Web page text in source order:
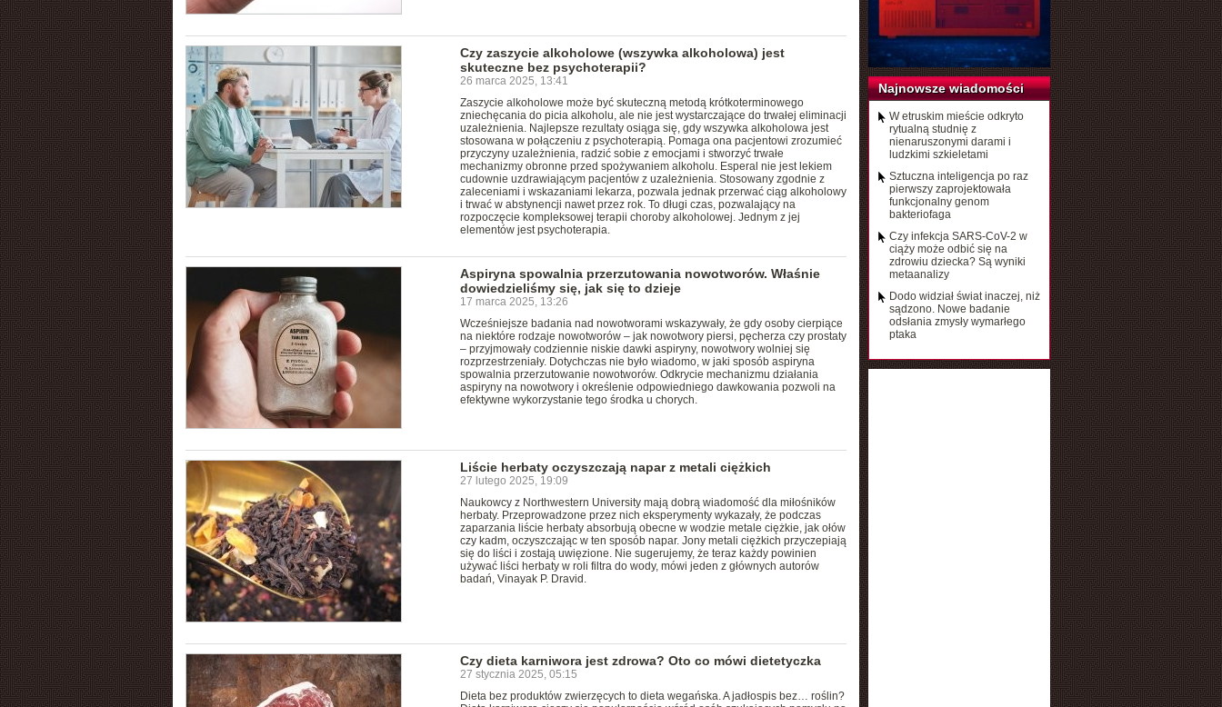
Czy zaszycie alkoholowe (wszywka alkoholowa) jest
skuteczne bez psychoterapii?
26 marca 2025, 13:41
Zaszycie alkoholowe może być skuteczną metodą krótkoterminowego
zniechęcania do picia alkoholu, ale nie jest wystarczające do trwałej eliminacji
uzależnienia. Najlepsze rezultaty osiąga się, gdy wszywka alkoholowa jest
stosowana w połączeniu z psychoterapią. Pomaga ona pacjentowi zrozumieć
przyczyny uzależnienia, radzić sobie z emocjami i stworzyć trwałe
mechanizmy obronne przed spożywaniem alkoholu. Esperal nie jest lekiem
cudownie uzdrawiającym pacjentów z uzależnienia. Stosowany zgodnie z
zaleceniami i wskazaniami lekarza, pozwala jednak przerwać ciąg alkoholowy
i trwać w abstynencji nawet przez rok. To długi czas, pozwalający na
rozpoczęcie kompleksowej terapii choroby alkoholowej. Jednym z jej
elementów jest psychoterapia.
Aspiryna spowalnia przerzutowania nowotworów. Właśnie
dowiedzieliśmy się, jak się to dzieje
17 marca 2025, 13:26
Wcześniejsze badania nad nowotworami wskazywały, że gdy osoby cierpiące
na niektóre rodzaje nowotworów – jak nowotwory piersi, pęcherza czy prostaty
– przyjmowały codziennie niskie dawki aspiryny, nowotwory wolniej się
rozprzestrzeniały. Dotychczas nie było wiadomo, w jaki sposób aspiryna
spowalnia przerzutowanie nowotworów. Odkrycie mechanizmu działania
aspiryny na nowotwory i określenie odpowiedniego dawkowania pozwoli na
efektywne wykorzystanie tego środka u chorych.
Liście herbaty oczyszczają napar z metali ciężkich
27 lutego 2025, 19:09
Naukowcy z Northwestern University mają dobrą wiadomość dla miłośników
herbaty. Przeprowadzone przez nich eksperymenty wykazały, że podczas
zaparzania liście herbaty absorbują obecne w wodzie metale ciężkie, jak ołów
czy kadm, oczyszczając w ten sposób napar. Jony metali ciężkich przyczepiają
się do liści i zostają uwięzione. Nie sugerujemy, że teraz każdy powinien
używać liści herbaty w roli filtra do wody, mówi jeden z głównych autorów
badań, Vinayak P. Dravid.
Czy dieta karniwora jest zdrowa? Oto co mówi dietetyczka
27 stycznia 2025, 05:15
Dieta bez produktów zwierzęcych to dieta wegańska. A jadłospis bez… roślin?
Najnowsze wiadomości
W etruskim mieście odkryto
rytualną studnię z
nienaruszonymi darami i
ludzkimi szkieletami
Sztuczna inteligencja po raz
pierwszy zaprojektowała
funkcjonalny genom
bakteriofaga
Czy infekcja SARS-CoV-2 w
ciąży może odbić się na
zdrowiu dziecka? Są wyniki
metaanalizy
Dodo widział świat inaczej, niż
sądzono. Nowe badanie
odsłania zmysły wymarłego
ptaka